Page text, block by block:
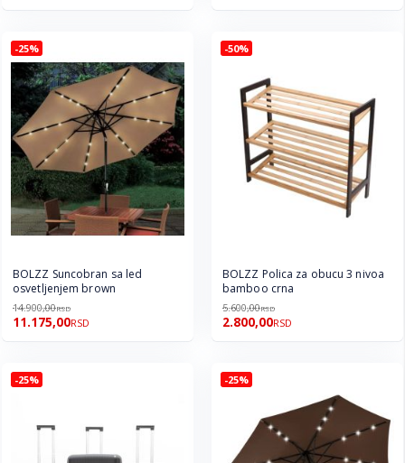
-25%
BOLZZ Suncobran sa led
osvetljenjem brown
14.900,00RSD
11.175,00RSD
-50%
BOLZZ Polica za obucu 3 nivoa
bamboo crna
5.600,00RSD
2.800,00RSD
-25% -25%